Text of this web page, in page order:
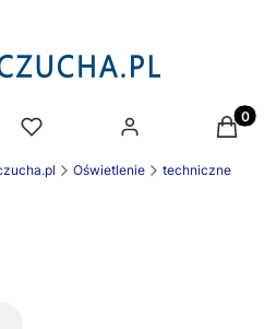
Oświetlenie techniczne